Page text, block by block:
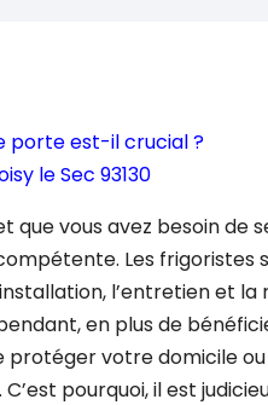
porte est-il crucial ?
le Sec 93130
que vous avez besoin de
Les frigoristes
l’entretien et
en plus de
protéger votre domicile
pourquoi, il est